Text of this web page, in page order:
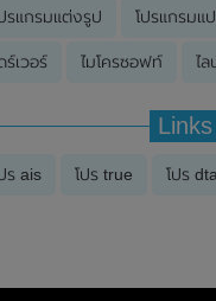
รแกรมแต่งรูป โปรแกรมแ
ร์เวอร์ ไมโครซอฟท์ ไล
Links
ร ais โปร true โปร